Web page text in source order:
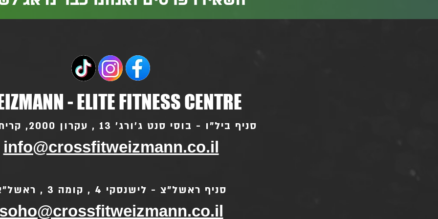
- ELITE FITNESS CENTRE
סניף ביל"ו - בוסי סנט ג'ורג' 13 , עקרון 2000, קרית עקרון
info@crossfitweizmann.co.il
סניף ראשל"צ - לישנסקי 4 , קומה 3 , ראשל"צ
soho@crossfitweizmann.co.il